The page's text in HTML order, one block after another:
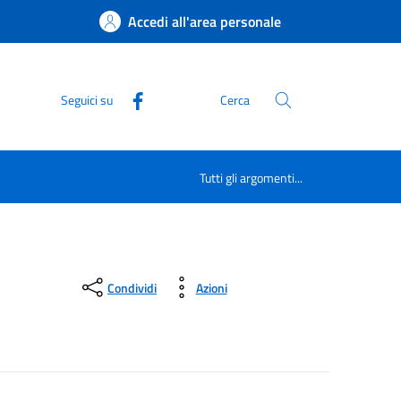
Accedi all'area personale
Seguici su Cerca
Tutti gli argomenti...
Condividi Azioni